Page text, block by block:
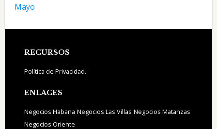
Mayo
Footer
RECURSOS
Política de Privacidad.
ENLACES
Negocios Habana Negocios Las Villas Negocios Matanzas
Negocios Oriente